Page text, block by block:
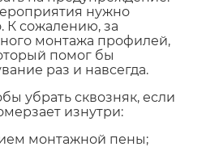
нужно
К сожалению, за
монтажа профилей,
помог бы
раз и навсегда.
убрать сквозняк, если
изнутри:
монтажной пены;